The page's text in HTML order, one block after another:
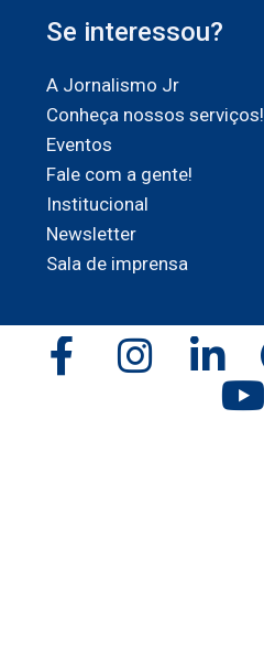
Se interessou?
A Jornalismo Jr
Conheça nossos serviços!
Eventos
Fale com a gente!
Institucional
Newsletter
Sala de imprensa